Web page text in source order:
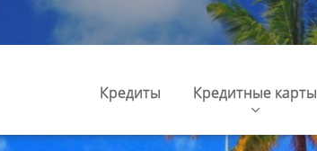
Кредиты Кредитные карты